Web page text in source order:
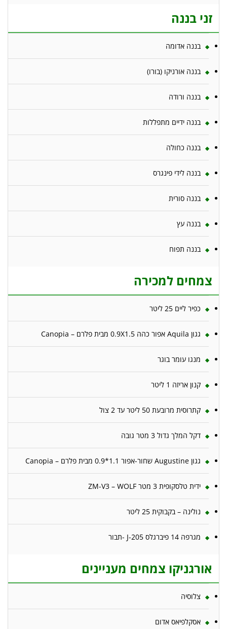
זני בננה
בננה אדומה
בננה אורניקו (בורו)
בננה ורודה
בננה ידיים מתפללות
בננה כחולה
בננה לידי פינגרס
בננה סורית
בננה עץ
בננה תפוח
צמחים למכירה
כפיר ליים 25 ליטר
גגון Aquila אפור כהה 0.9X1.5 מבית פלרם – Canopia
מנגו עומר בוגר
קנון אריזה 1 ליטר
קתרוסית מרובעת 50 ליטר עד 2 צול
דקל המלך גדול 3 מטר גובה
גגון Augustine שחור-אפור 1.1*0.9 מבית פלרם – Canopia
ידית טלסקופית 3 מטר ZM-V3 – WOLF
נולינה – בקבוקית 25 ליטר
מגרפה 14 פיברגלס J-205 -תבור
אורגניקו צמחים מעניינים
צלוסיה
אסקלפיאס אדום